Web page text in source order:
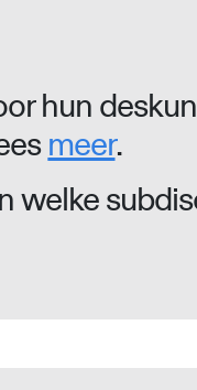
hun
meer.
welke